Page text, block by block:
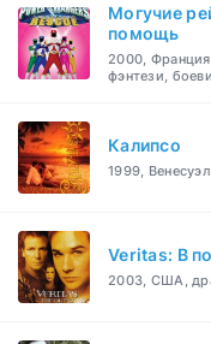
Могучие
помощь
2000,
фэнтези,
Калипсо
1999,
Veritas: В
2003, США,